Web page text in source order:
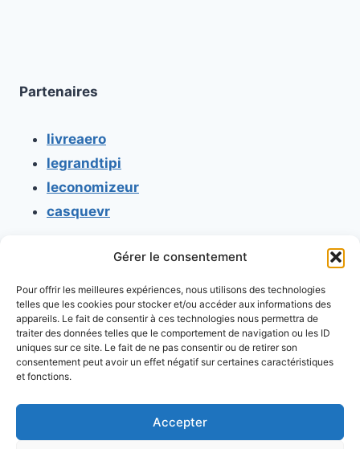
Gérer le consentement
Pour offrir les meilleures expériences, nous utilisons des technologies
telles que les cookies pour stocker et/ou accéder aux informations des
appareils. Le fait de consentir à ces technologies nous permettra de
traiter des données telles que le comportement de navigation ou les ID
uniques sur ce site. Le fait de ne pas consentir ou de retirer son
consentement peut avoir un effet négatif sur certaines caractéristiques
et fonctions.
Accepter
Partenaires
livreaero
legrandtipi
leconomizeur
casquevr
Mentions légales
Conditions générales d'utilisation
Conditions générales de vente
Politique de cookies
Politique de confidentialité